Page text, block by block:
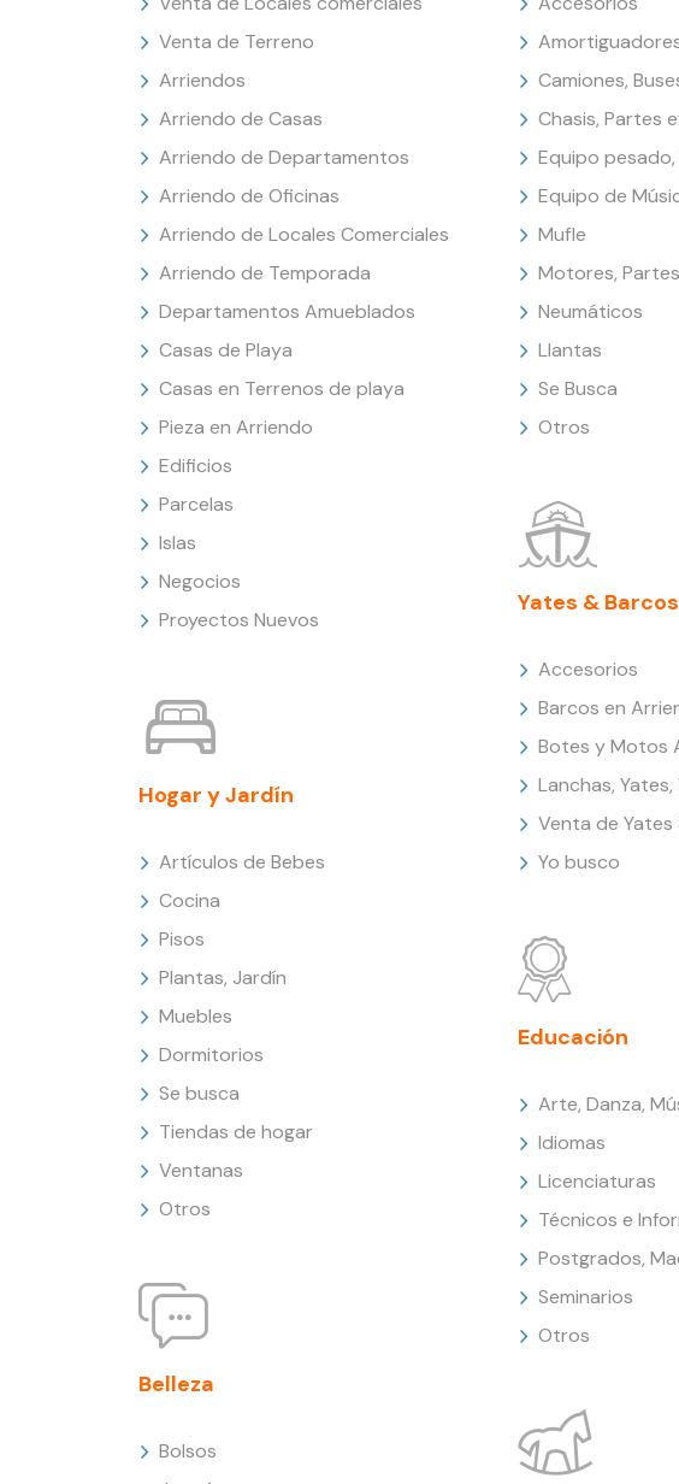
Venta de Terreno
Arriendos
Arriendo de Casas
Arriendo de Departamentos
Arriendo de Oficinas
Arriendo de Locales Comerciales
Arriendo de Temporada
Departamentos Amueblados
Casas de Playa
Casas en Terrenos de playa
Pieza en Arriendo
Edificios
Parcelas
Islas
Negocios
Proyectos Nuevos
Hogar y Jardín
Artículos de Bebes
Cocina
Pisos
Plantas, Jardín
Muebles
Dormitorios
Se busca
Tiendas de hogar
Ventanas
Otros
Belleza
Bolsos
Camiones,
Chasis, Partes
Equipo
Equipo de
Mufle
Motores, Partes
Neumáticos
Llantas
Se Busca
Otros
Yates & Barcos
Accesorios
Barcos en
Botes y Motos
Lanchas,
Venta de Yates
Yo busco
Educación
Arte, Danza,
Idiomas
Licenciaturas
Técnicos e
Postgrados,
Seminarios
Otros